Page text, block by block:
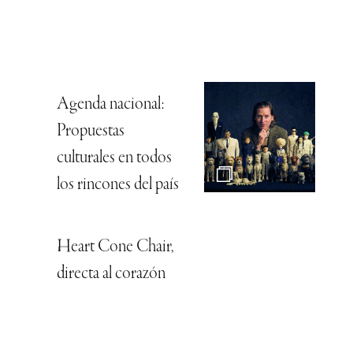
Agenda nacional:
Propuestas
culturales en todos
los rincones del país
Heart Cone Chair,
directa al corazón